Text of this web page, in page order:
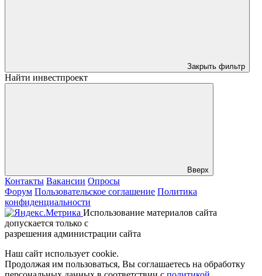
Закрыть фильтр
Найти инвестпроект
Вверх
Контакты Вакансии Опросы
Форум Пользовательское соглашение Политика
конфиденциальности
Использование материалов сайта
допускается только с
разрешения администрации сайта
Наш сайт использует cookie.
Продолжая им пользоваться, Вы соглашаетесь на обработку